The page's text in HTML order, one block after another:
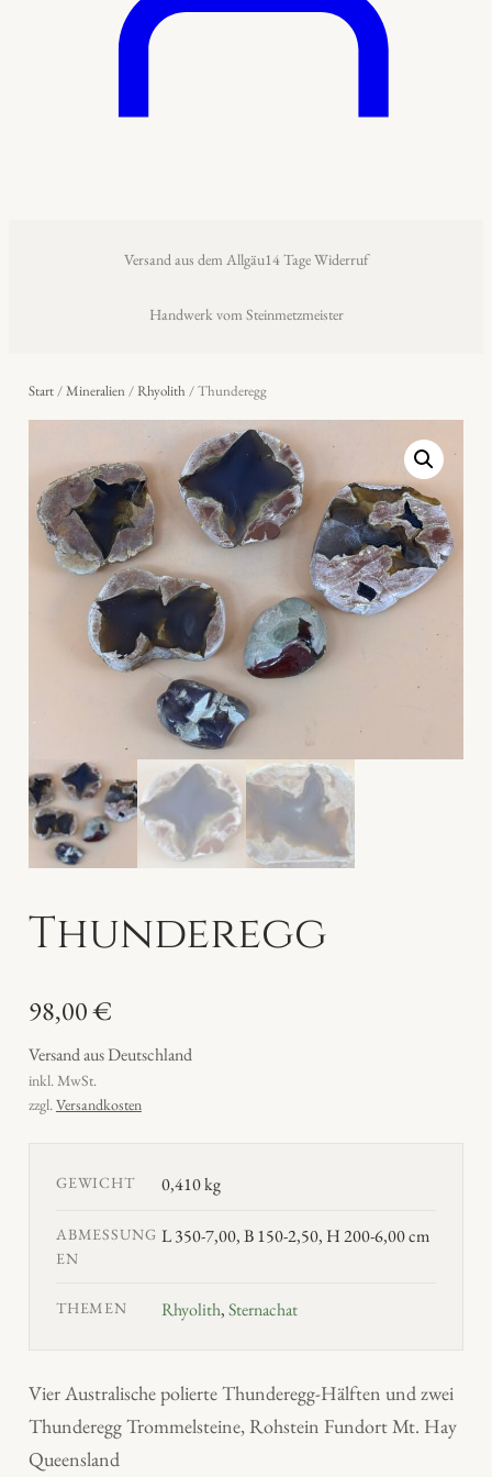
Versand aus dem Allgäu14 Tage Widerruf
Handwerk vom Steinmetzmeister
Start/Mineralien/Rhyolith / Thunderegg
Thunderegg
98,00€
Versand aus Deutschland
inkl. MwSt.
zzgl.Versandkosten
GEWICHT 0,410 kg
ABMESSUNG
EN
L 350-7,00, B 150-2,50, H 200-6,00 cm
THEMEN Rhyolith,Sternachat
Vier Australische polierte Thunderegg-Hälften und zwei
Thunderegg Trommelsteine, Rohstein Fundort Mt. Hay
Queensland